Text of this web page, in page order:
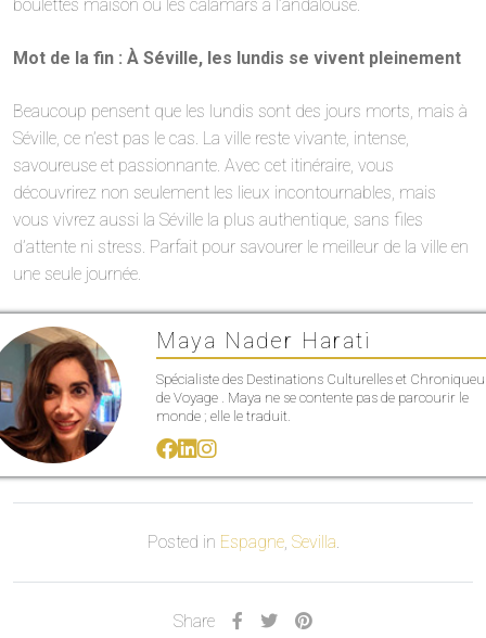
boulettes maison ou les calamars à l’andalouse.
Mot de la fin : À Séville, les lundis se vivent pleinement
Beaucoup pensent que les lundis sont des jours morts, mais à
Séville, ce n’est pas le cas. La ville reste vivante, intense,
savoureuse et passionnante. Avec cet itinéraire, vous
découvrirez non seulement les lieux incontournables, mais
vous vivrez aussi la Séville la plus authentique, sans files
d’attente ni stress. Parfait pour savourer le meilleur de la ville en
une seule journée.
Maya Nader Harati
Spécialiste des Destinations Culturelles et
de Voyage . Maya ne se contente pas de parcourir le
monde ; elle le traduit.
Posted in Espagne, Sevilla.
Share